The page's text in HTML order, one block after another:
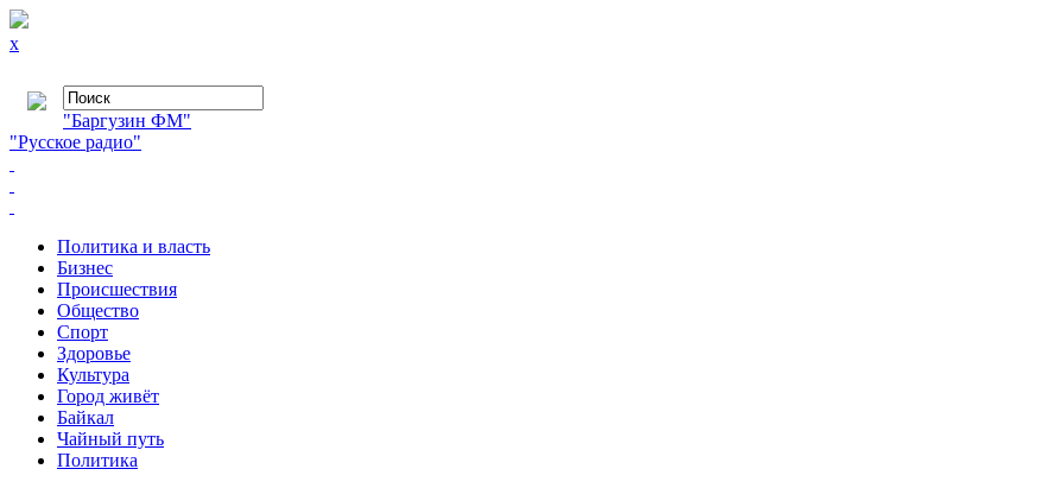
x
"Баргузин ФМ"
"Русское радио"
Политика и власть
Бизнес
Происшествия
Общество
Cпорт
Здоровье
Культура
Город живёт
Байкал
Чайный путь
Политика